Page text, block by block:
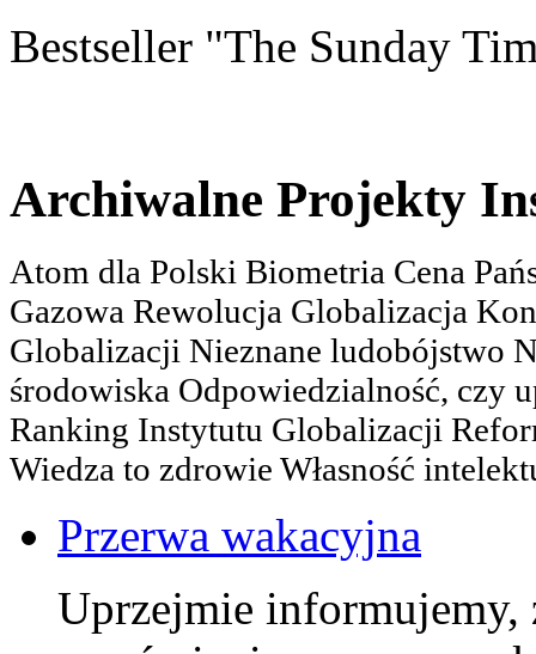
Bestseller "The Sunday
Archiwalne Projekty
Atom dla Polski Biometria Cena
Gazowa Rewolucja Globalizacja
Globalizacji Nieznane ludobójstwo
środowiska Odpowiedzialność, czy
Ranking Instytutu Globalizacji
Wiedza to zdrowie Własność
Przerwa wakacyjna
Uprzejmie informujemy,